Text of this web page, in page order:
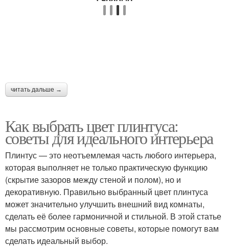
Пластиковые плинтусы
читать дальше →
Как выбрать цвет плинтуса:
советы для идеального интерьера
Плинтус — это неотъемлемая часть любого интерьера,
которая выполняет не только практическую функцию
(скрытие зазоров между стеной и полом), но и
декоративную. Правильно выбранный цвет плинтуса
может значительно улучшить внешний вид комнаты,
сделать её более гармоничной и стильной. В этой статье
мы рассмотрим основные советы, которые помогут вам
сделать идеальный выбор.